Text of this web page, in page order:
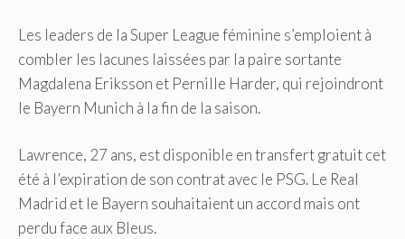
Les leaders de la Super League féminine s’emploient à
combler les lacunes laissées par la paire sortante
Magdalena Eriksson et Pernille Harder, qui rejoindront
le Bayern Munich à la fin de la saison.
Lawrence, 27 ans, est disponible en transfert gratuit cet
été à l’expiration de son contrat avec le PSG. Le Real
Madrid et le Bayern souhaitaient un accord mais ont
perdu face aux Bleus.